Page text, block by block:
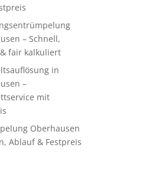
– Schnell,
fair kalkuliert
in
–
mit
Oberhausen
Ablauf & Festpreis